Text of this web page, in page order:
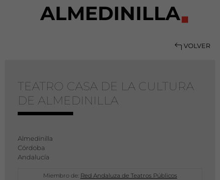
ALMEDINILLA
VOLVER
TEATRO CASA DE LA CULTURA
DE ALMEDINILLA
Almedinilla
Córdoba
Andalucía
Miembro de: Red Andaluza de Teatros Públicos